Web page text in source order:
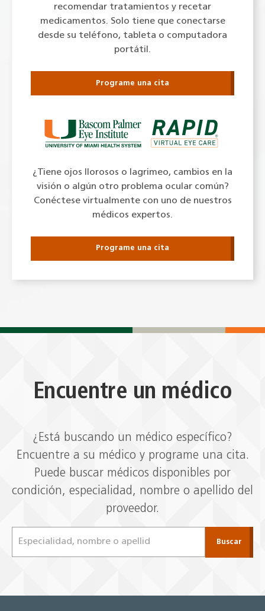
recomendar tratamientos y recetar
medicamentos. Solo tiene que conectarse
desde su teléfono, tableta o computadora
portátil.
Programe una cita
¿Tiene ojos llorosos o lagrimeo, cambios en la
visión o algún otro problema ocular común?
Conéctese virtualmente con uno de nuestros
médicos expertos.
Programe una cita
Encuentre un médico
¿Está buscando un médico específico?
Encuentre a su médico y programe una cita.
Puede buscar médicos disponibles por
condición, especialidad, nombre o apellido del
proveedor.
Buscar